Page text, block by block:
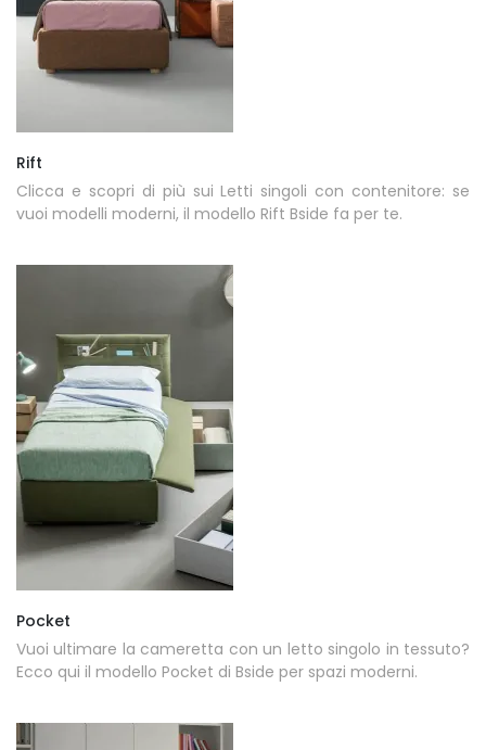
Rift
Clicca e scopri di più sui Letti singoli con contenitore: se
vuoi modelli moderni, il modello Rift Bside fa per te.
Pocket
Vuoi ultimare la cameretta con un letto singolo in tessuto?
Ecco qui il modello Pocket di Bside per spazi moderni.